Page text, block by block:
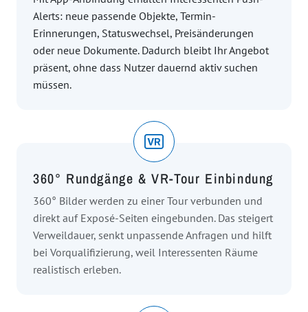
Alerts: neue passende Objekte, Termin-
Erinnerungen, Statuswechsel, Preisänderungen
oder neue Dokumente. Dadurch bleibt Ihr Angebot
präsent, ohne dass Nutzer dauernd aktiv suchen
müssen.
360° Rundgänge & VR-Tour Einbindung
360° Bilder werden zu einer Tour verbunden und
direkt auf Exposé-Seiten eingebunden. Das steigert
Verweildauer, senkt unpassende Anfragen und hilft
bei Vorqualifizierung, weil Interessenten Räume
realistisch erleben.